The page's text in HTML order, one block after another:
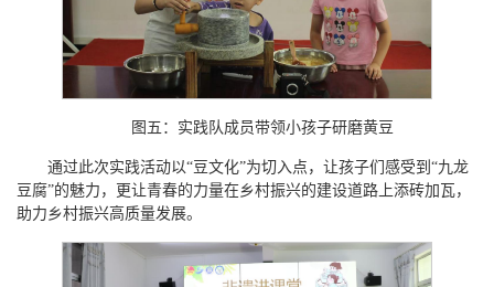
图五：实践队成员带领小孩子研磨黄豆
通过此次实践活动以“豆文化”为切入点，让孩子们感受到“九龙
豆腐”的魅力，更让青春的力量在乡村振兴的建设道路上添砖加瓦，
助力乡村振兴高质量发展。